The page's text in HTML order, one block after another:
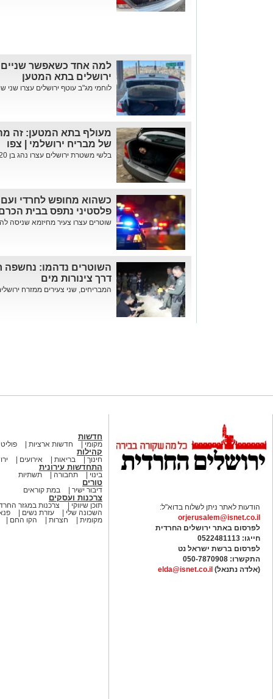
למה אחד כשאפשר
ירושלים בתא המטען
לוחמי מג"ב עוטף ירושלים עצרו שני
מעולף בתא המטען: זה
של מבריח ירושלמי | צפו
בלשי משטרת ירושלים עצרו נהג בן 20 שהסיע 7 שב"חים לתוך העיר...
כשהוא מחופש לחרדי
פלסטיני נתפס בבית
שוטרים עצרו צעיר מחיזמא שניסה
השוטרים נדהמו:
דרך צינורות מים
המבריחים, שני צעירים ממזרח
הודעות לאתר ניתן לשלוח בדוא"ל:
orjerusalem@isnet.co.il
לפרסום באתר ירושלים החרדית
חייגו: 0522481113
לפרסום ברשת ישראל נט
התקשרו: 050-7870908
(אלדה נתנאל) elda@isnet.co.il
חדשות
מקומי חדשות ארציות
קהילות
חינוך בריאות אירועים
התחדשות עירונית
בינוי תחבורה תשתיות
טורים
דיבור ישיר במת קוראים
צרכנות ועסקים
תוכן שיווקי
צרכנות במגזר
השכונה שלי
עזרת נשים
מקומית
חצרות הקו החם